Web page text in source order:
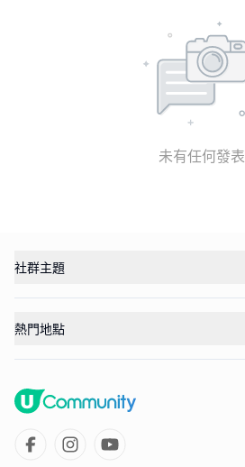
未有任何發表
社群主題
熱門地點